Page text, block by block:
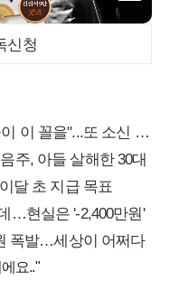
신청
꼴을"...또 소신 발언
주, 아들 살해한 30대
달 초 지급 목표
…현실은 '-2,400만원'
폭발…세상이 어쩌다
요.."